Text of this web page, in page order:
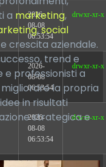
2026-
08-08
06:53:54
drwxr-xr-x
2026-
08-08
06:53:54
drwxr-xr-x
2026-
08-08
06:53:54
drwxr-xr-x
a marketing,
,social
crescita aziendale.
trend e
professionisti a
la propria
in risultati
strategica e